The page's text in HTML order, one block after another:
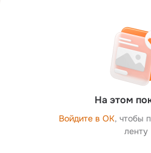
На этом
Войдите в ОК, чтобы
ленту